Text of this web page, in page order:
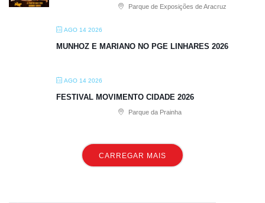
Parque de Exposições de Aracruz
AGO 14 2026
MUNHOZ E MARIANO NO PGE LINHARES 2026
AGO 14 2026
FESTIVAL MOVIMENTO CIDADE 2026
Parque da Prainha
CARREGAR MAIS